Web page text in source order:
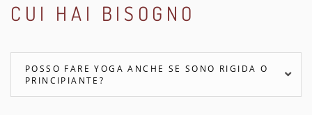
CUI HAI BISOGNO
POSSO FARE YOGA ANCHE SE SONO RIGIDA O
PRINCIPIANTE?